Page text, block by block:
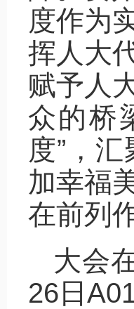
度作为
挥人大
赋予人
众的桥
度”，
加幸福
在前列
大会
26日A01